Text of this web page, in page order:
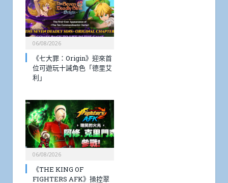
06/08/2026
《七大罪：Origin》迎來首
位可遊玩十誡角色「德里艾
利」
06/08/2026
《THE KING OF
FIGHTERS AFK》操控翠